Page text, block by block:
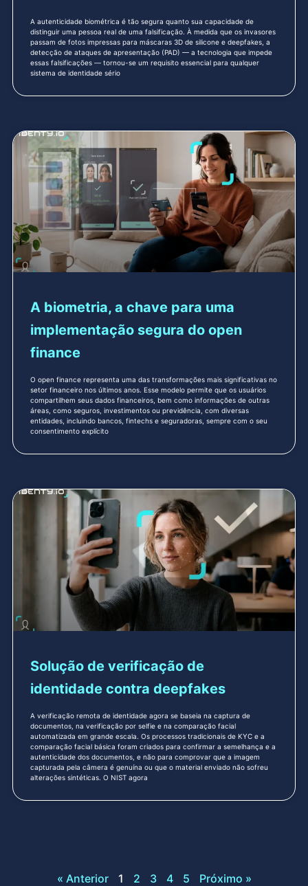
A autenticidade biométrica é tão segura quanto sua capacidade de
distinguir uma pessoa real de uma falsificação. À medida que os invasores
passam de fotos impressas para máscaras 3D de silicone e deepfakes, a
detecção de ataques de apresentação (PAD) — a tecnologia que impede
essas falsificações — tornou-se um requisito essencial para qualquer
sistema de identidade sério
A biometria, a chave para uma
implementação segura do open
finance
O open finance representa uma das transformações mais significativas no
setor financeiro nos últimos anos. Esse modelo permite que os usuários
compartilhem seus dados financeiros, bem como informações de outras
áreas, como seguros, investimentos ou previdência, com diversas
entidades, incluindo bancos, fintechs e seguradoras, sempre com o seu
consentimento explícito
Solução de verificação de
identidade contra deepfakes
A verificação remota de identidade agora se baseia na captura de
documentos, na verificação por selfie e na comparação facial
automatizada em grande escala. Os processos tradicionais de KYC e a
comparação facial básica foram criados para confirmar a semelhança e a
autenticidade dos documentos, e não para comprovar que a imagem
capturada pela câmera é genuína ou que o material enviado não sofreu
alterações sintéticas. O NIST agora
« Anterior 1 2 3 4 5 Próximo »